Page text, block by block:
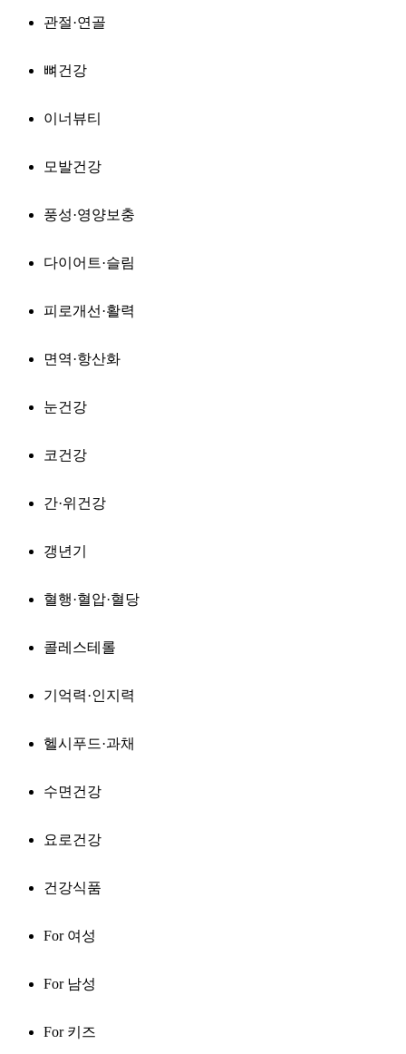
관절·연골
뼈건강
이너뷰티
모발건강
풍성·영양보충
다이어트·슬림
피로개선·활력
면역·항산화
눈건강
코건강
간·위건강
갱년기
혈행·혈압·혈당
콜레스테롤
기억력·인지력
헬시푸드·과채
수면건강
요로건강
건강식품
For 여성
For 남성
For 키즈